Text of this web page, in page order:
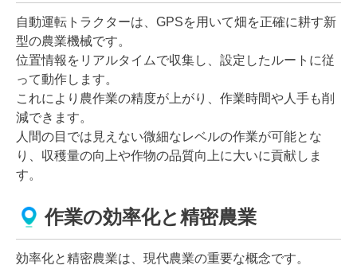
自動運転トラクターは、GPSを用いて畑を正確に耕す新
型の農業機械です。
位置情報をリアルタイムで収集し、設定したルートに従
って動作します。
これにより農作業の精度が上がり、作業時間や人手も削
減できます。
人間の目では見えない微細なレベルの作業が可能とな
り、収穫量の向上や作物の品質向上に大いに貢献しま
す。
作業の効率化と精密農業
効率化と精密農業は、現代農業の重要な概念です。